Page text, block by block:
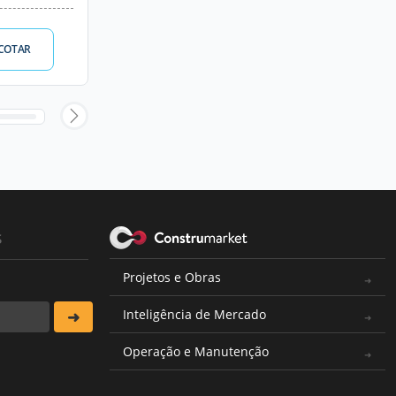
Projetos e Obras
Inteligência de Mercado
Operação e Manutenção